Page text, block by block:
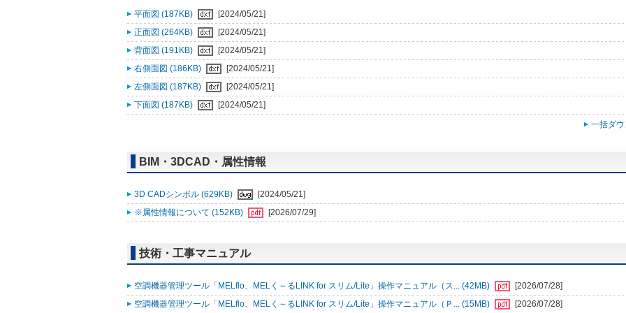
平面図 (187KB)
[2024/05/21]
正面図 (264KB)
[2024/05/21]
背面図 (191KB)
[2024/05/21]
右側面図 (186KB)
[2024/05/21]
左側面図 (187KB)
[2024/05/21]
下面図 (187KB)
[2024/05/21]
一括ダ
BIM・3DCAD・属性情報
3D CADシンボル (629KB)
[2024/05/21]
※属性情報について (152KB)
[2026/07/29]
技術・工事マニュアル
空調機器管理ツール「MELflo、MELく～るLINK for スリム/Lite」操作マニュアル（ス... (42MB)
[2026/07/28]
空調機器管理ツール「MELflo、MELく～るLINK for スリム/Lite」操作マニュアル（Ｐ... (15MB)
[2026/07/28]